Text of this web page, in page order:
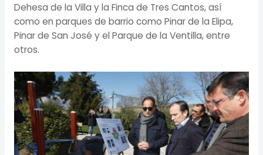
Dehesa de la Villa y la Finca de Tres Cantos, así
como en parques de barrio como Pinar de la Elipa,
Pinar de San José y el Parque de la Ventilla, entre
otros.